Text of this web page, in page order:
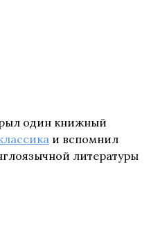
один книжный
и вспомнил
литературы